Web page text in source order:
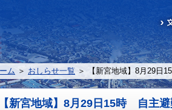
ム ＞ おしらせ一覧 ＞ 【新宮地域】8月29日
新宮地域】8月29日15時 自主避